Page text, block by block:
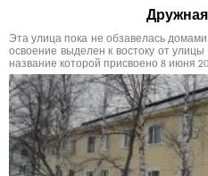
Эта улица пока не обзавелась
освоение выделен к востоку от
название которой присвоено 8 июня